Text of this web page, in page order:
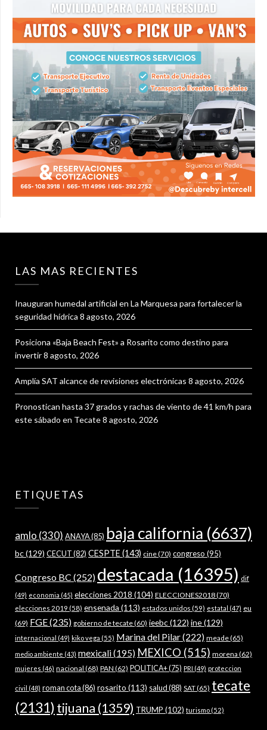
LAS MAS RECIENTES
Inauguran humedal artificial en La Marquesa para fortalecer la
seguridad hídrica 8 agosto, 2026
Posiciona «Baja Beach Fest» a Rosarito como destino para
invertir8 agosto, 2026
Amplía SAT alcance de revisiones electrónicas 8 agosto, 2026
Pronostican hasta 37 grados y rachas de viento de 41 km/h para
este sábado en Tecate8 agosto, 2026
ETIQUETAS
amlo (330) ANAYA(85) baja california (6637)
bc(129) CECUT(82) CESPTE (143) cine(70) congreso (95)
Congreso BC (252) destacada (16395) dif
(49) economia (45) elecciones 2018 (104) ELECCIONES2018(70)
elecciones 2019 (58) ensenada (113) estados unidos (59) estatal (47) eu
(69) FGE(235) gobierno de tecate(60) ieebc(122) ine(129)
internacional (49) kiko vega (55) Marina del Pilar(222) meade(65)
medio ambiente (43) mexicali(195) MEXICO (515) morena (62)
mujeres (46) nacional (68) PAN (62) POLITICA+(75) PRI (49) proteccion
civil (48) roman cota(86) rosarito (113) salud(88) SAT(65) tecate
(2131) tijuana (1359) TRUMP (102) turismo (52)